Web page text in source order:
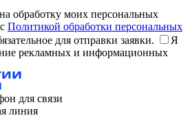
на обработку моих персональных
Политикой обработки персональных
для отправки заявки.
Я
рекламных и информационных
для связи
линия